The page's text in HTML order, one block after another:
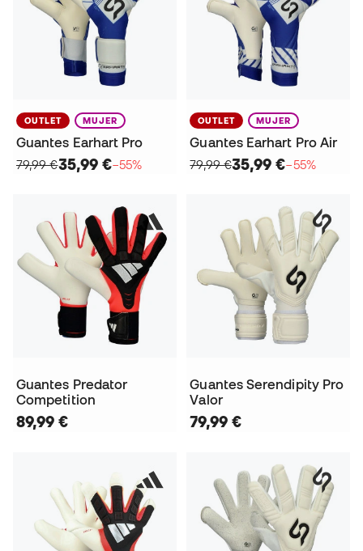
OUTLET MUJER
Guantes Earhart Pro
79,99 €35,99 €−55%
OUTLET MUJER
Guantes Earhart Pro Air
79,99 €35,99 €−55%
Guantes Predator
Competition
89,99 €
Guantes Serendipity Pro
Valor
79,99 €